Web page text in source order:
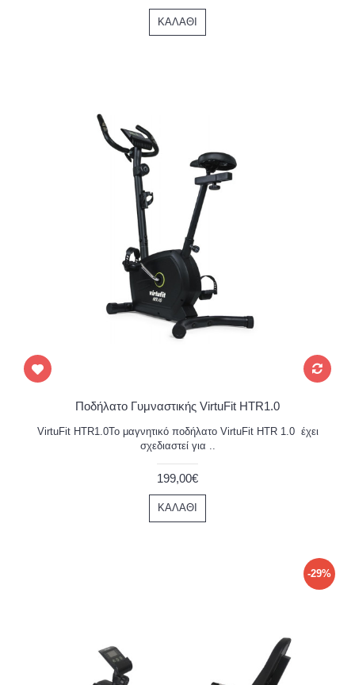
ΚΑΛΆΘΙ
Ποδήλατο Γυμναστικής VirtuFit HTR1.0
VirtuFit HTR1.0Το μαγνητικό ποδήλατο VirtuFit HTR 1.0 έχει
σχεδιαστεί για ..
199,00€
ΚΑΛΆΘΙ
-29%